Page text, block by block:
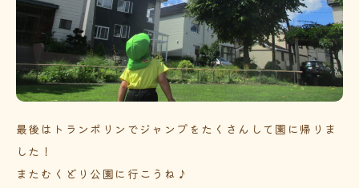
最後はトランポリンでジャンプをたくさんして園に帰りま
した！
またむくどり公園に行こうね♪